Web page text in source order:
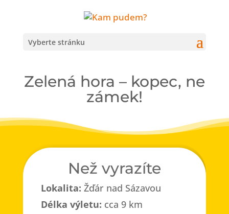
Vyberte stránku
Zelená hora – kopec, ne
zámek!
Než vyrazíte
Lokalita: Žďár nad Sázavou
Délka výletu: cca 9 km